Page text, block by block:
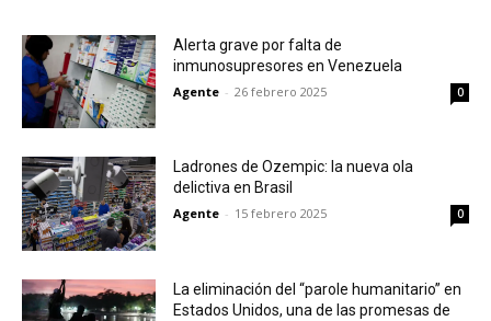
Alerta grave por falta de
inmunosupresores en Venezuela
Agente - 26 febrero 2025 0
Ladrones de Ozempic: la nueva ola
delictiva en Brasil
Agente - 15 febrero 2025 0
La eliminación del “parole humanitario” en
Estados Unidos, una de las promesas de